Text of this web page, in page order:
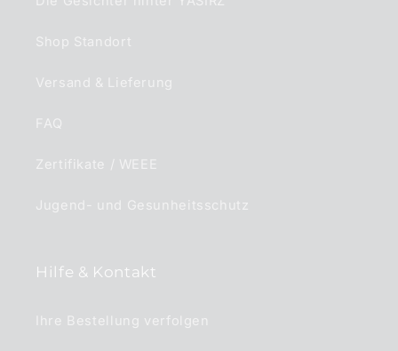
Shop Standort
Versand & Lieferung
FAQ
Zertifikate / WEEE
Jugend- und Gesunheitsschutz
Hilfe & Kontakt
Ihre Bestellung verfolgen